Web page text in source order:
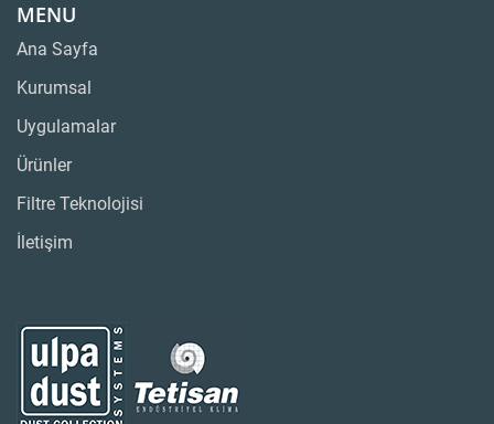
MENU
Ana Sayfa
Kurumsal
Uygulamalar
Ürünler
Filtre Teknolojisi
İletişim